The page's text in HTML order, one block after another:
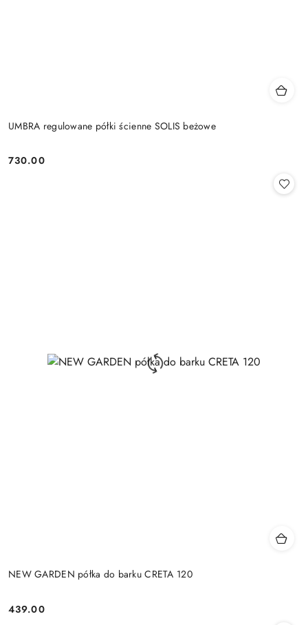
UMBRA regulowane półki ścienne SOLIS beżowe
Cena:
730.00
NEW GARDEN półka do barku CRETA 120
Cena:
439.00